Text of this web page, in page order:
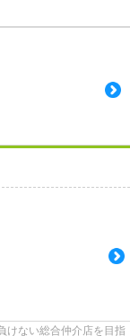
けない総合仲介店を目指